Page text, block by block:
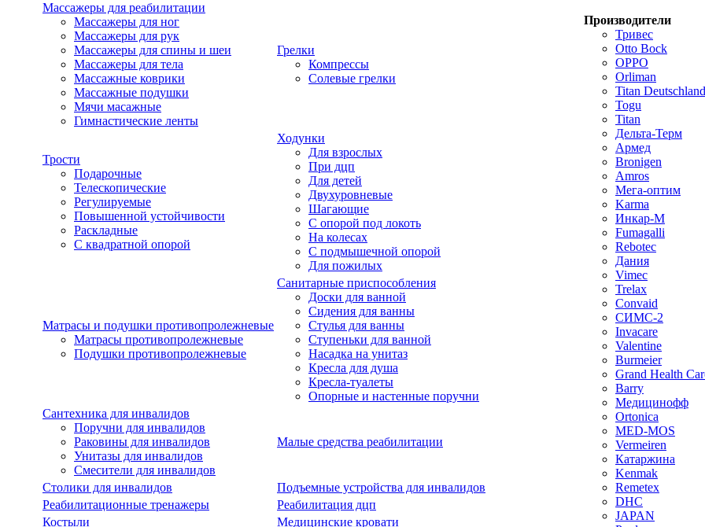
Массажеры для реабилитации
Массажеры для ног
Массажеры для рук
Массажеры для спины и шеи
Массажеры для тела
Массажные коврики
Массажные подушки
Мячи масажные
Гимнастические ленты
Грелки
Компрессы
Солевые грелки
Трости
Подарочные
Телескопические
Регулируемые
Повышенной устойчивости
Раскладные
С квадратной опорой
Ходунки
Для взрослых
При дцп
Для детей
Двухуровневые
Шагающие
С опорой под локоть
На колесах
С подмышечной опорой
Для пожилых
Матрасы и подушки противопролежневые
Матрасы противопролежневые
Подушки противопролежневые
Санитарные приспособления
Доски для ванной
Сидения для ванны
Стулья для ванны
Ступеньки для ванной
Насадка на унитаз
Кресла для душа
Кресла-туалеты
Опорные и настенные поручни
Сантехника для инвалидов
Поручни для инвалидов
Раковины для инвалидов
Унитазы для инвалидов
Смесители для инвалидов
Малые средства реабилитации
Столики для инвалидов
Подъемные устройства для инвалидов
Реабилитационные тренажеры
Реабилитация дцп
Костыли
Медицинские кровати
Производители
Тривес
Otto Bock
OPPO
Orliman
Titan
Togu
Titan
Дельта-Терм
Армед
Bronigen
Amros
Мега-оптим
Karma
Инкар-М
Fumagalli
Rebotec
Дания
Vimec
Trelax
Convaid
СИМС-2
Invacare
Valentine
Burmeier
Grand Health
Barry
Медицинофф
Ortonica
MED-MOS
Vermeiren
Катаржина
Kenmak
Remetex
DHC
JAPAN